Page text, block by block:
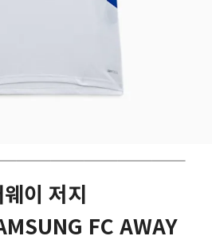
이 저지
FC AWAY